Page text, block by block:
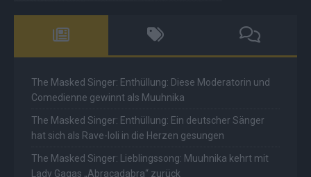
The Masked Singer: Enthüllung: Diese Moderatorin und
Comedienne gewinnt als Muuhnika
The Masked Singer: Enthüllung: Ein deutscher Sänger
hat sich als Rave-Ioli in die Herzen gesungen
The Masked Singer: Lieblingssong: Muuhnika kehrt mit
Lady Gagas „Abracadabra“ zurück